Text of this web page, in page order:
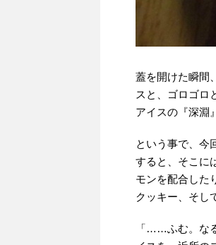
蓋を開けた瞬間
スと、ゴロゴロ
アイスの『深淵
という事で、今
すると、そこに
モンを配合した
クッキー、そし
「……ふむ。な